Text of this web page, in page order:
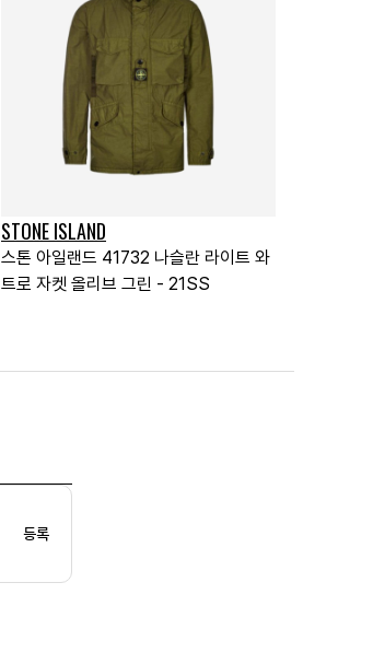
STONE ISLAND
스톤 아일랜드 41732 나슬란 라이트 와
트로 자켓 올리브 그린 - 21SS
등록